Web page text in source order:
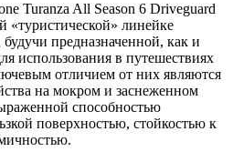
Turanza All Season 6 Driveguard
«туристической» линейке
предназначенной, как и
использования в путешествиях
отличием от них являются
на мокром и заснеженном
способностью
поверхностью, стойкостью к